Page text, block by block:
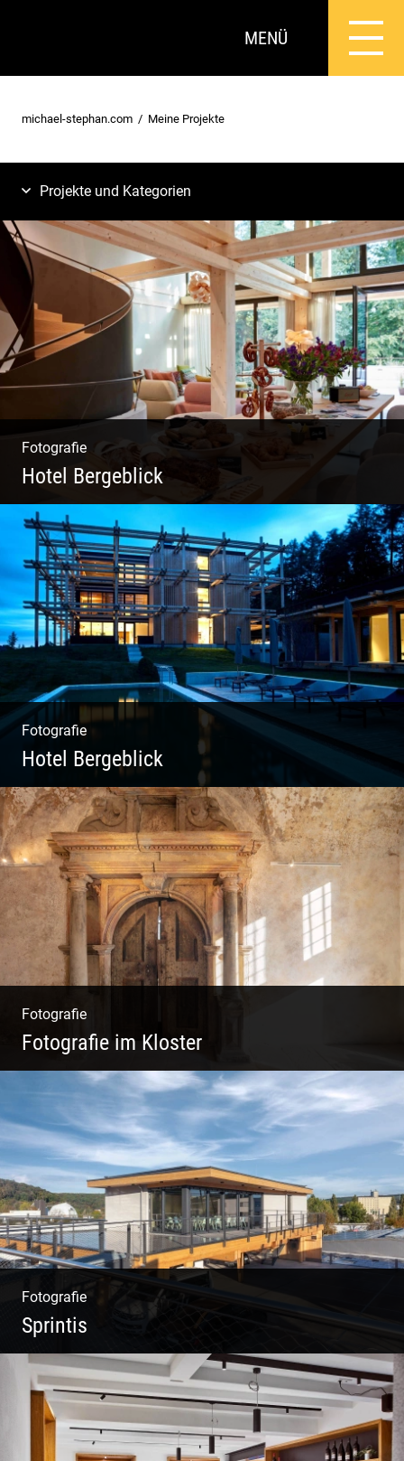
MENÜ
michael-stephan.com Meine Projekte
Projekte und Kategorien
Fotografie
Hotel Bergeblick
Zweites Shooting für das Designhotel in Bad
Tölz
Fotografie
Hotel Bergeblick
Wunderbare Architektur, außergewöhnliches
Design – eine Oase der Ruhe und
Entspannung. Ausgedehnte Fotostrecke
Fotografie
Fotografie im Kloster
Leben im Kloster. Nur anders. Feinste
Architektur(Fotografie)
Fotografie
Sprintis
Wer will nicht dort arbeiten?